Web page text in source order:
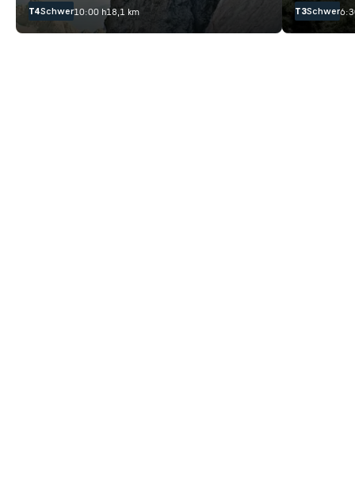
T4Schwer10:00 h18,1 km T3Schwer